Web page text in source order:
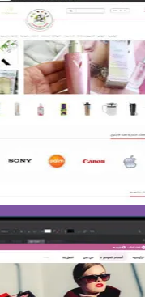
تصميم متجر لمار
التفاصيل
تصميم متجر القوس